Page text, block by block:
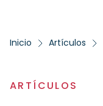
Inicio Artículos
ARTÍCULOS